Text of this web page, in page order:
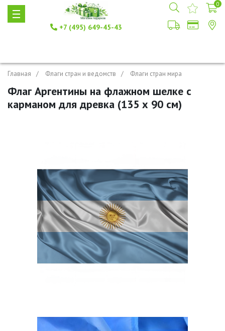
+7 (495) 649-45-43
0
Главная Флаги стран и ведомств Флаги стран мира
Флаг Аргентины на флажном шелке с
карманом для древка (135 х 90 см)